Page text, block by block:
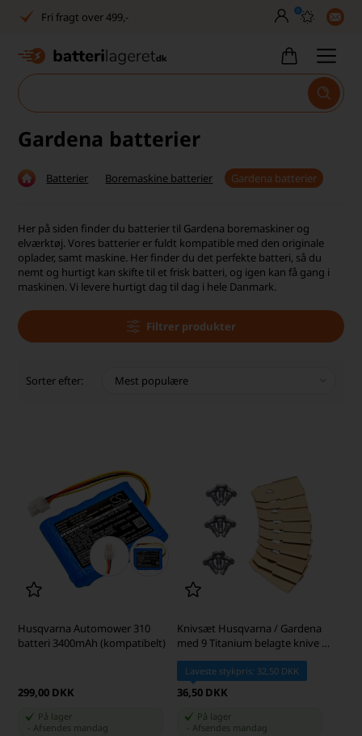
Fri fragt over 499,-
Dansk lager
1040+ glade kunder på Trustpilot
Dag-til-dag levering
Dansk lager
30 dages returret
Tlf. er lukket uge 27-32
0
Gardena batterier
Batterier Boremaskine batterier Gardena batterier
Her på siden finder du batterier til Gardena boremaskiner og
elværktøj. Vores batterier er fuldt kompatible med den originale
oplader, samt maskine. Her finder du det perfekte batteri, så du
nemt og hurtigt kan skifte til et frisk batteri, og igen kan få gang i
maskinen. Vi levere hurtigt dag til dag i hele Danmark.
Filtrer produkter
Sorter efter:
Husqvarna Automower 310
batteri 3400mAh (kompatibelt)
299,00 DKK
På lager
Afsendes mandag
Knivsæt Husqvarna / Gardena
med 9 Titanium belagte knive og
Laveste stykpris: 32,50 DKK
36,50 DKK
På lager
Afsendes mandag